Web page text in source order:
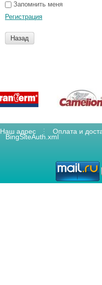
Запомнить меня
Регистрация
Назад
Наш адрес Оплата и
BingSiteAuth.xml